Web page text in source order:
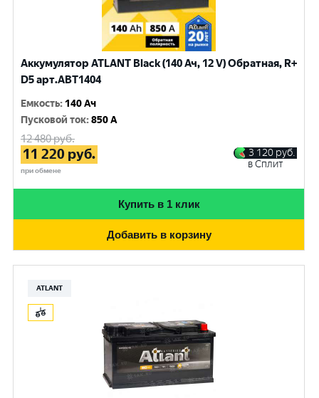
Аккумулятор ATLANT Black (140 Ач, 12 V) Обратная, R+
D5 арт.ABT1404
Емкость: 140 Ач
Пусковой ток:850 A
12 480руб.
11 220 руб.
при обмене
3 120 руб.
в Сплит
Купить в 1 клик
Добавить в корзину
ATLANT